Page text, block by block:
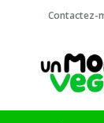
Contactez-